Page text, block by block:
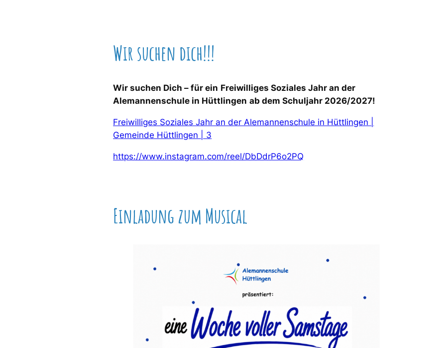
Wir suchen dich!!!
Wir suchen Dich – für ein Freiwilliges Soziales Jahr an der
Alemannenschule in Hüttlingen ab dem Schuljahr 2026/2027!
Freiwilliges Soziales Jahr an der Alemannenschule in Hüttlingen |
Gemeinde Hüttlingen | 3
https://www.instagram.com/reel/DbDdrP6o2PQ
Einladung zum Musical